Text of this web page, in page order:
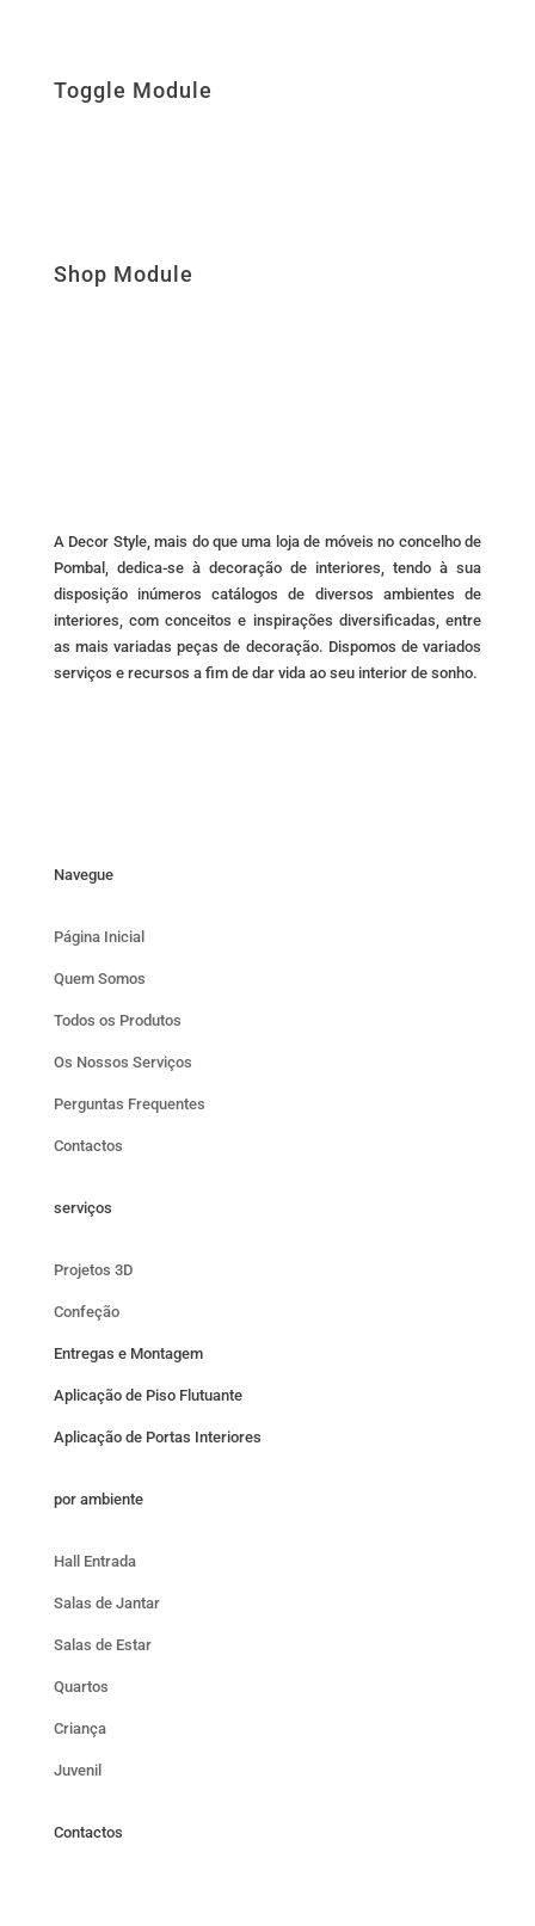
Toggle Module
Shop Module
A Decor Style, mais do que uma loja de móveis no concelho de
Pombal, dedica-se à decoração de interiores, tendo à sua
disposição inúmeros catálogos de diversos ambientes de
interiores, com conceitos e inspirações diversificadas, entre
as mais variadas peças de decoração. Dispomos de variados
serviços e recursos a fim de dar vida ao seu interior de sonho.
Navegue
Página Inicial
Quem Somos
Todos os Produtos
Os Nossos Serviços
Perguntas Frequentes
Contactos
serviços
Projetos 3D
Confeção
Entregas e Montagem
Aplicação de Piso Flutuante
Aplicação de Portas Interiores
por ambiente
Hall Entrada
Salas de Jantar
Salas de Estar
Quartos
Criança
Juvenil
Contactos